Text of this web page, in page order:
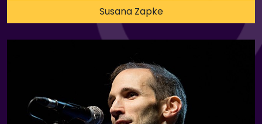
Susana Zapke